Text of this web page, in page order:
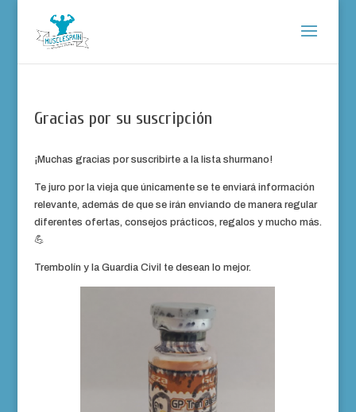
Gracias por su suscripción
¡Muchas gracias por suscribirte a la lista shurmano!
Te juro por la vieja que únicamente se te enviará información
relevante, además de que se irán enviando de manera regular
diferentes ofertas, consejos prácticos, regalos y mucho más.
💪
Trembolín y la Guardia Civil te desean lo mejor.